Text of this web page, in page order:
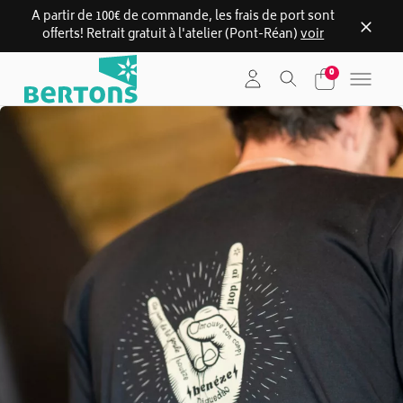
A partir de 100€ de commande, les frais de port sont
offerts! Retrait gratuit à l'atelier (Pont-Réan)voir
content
0
Slideshow Catégorie Bertons